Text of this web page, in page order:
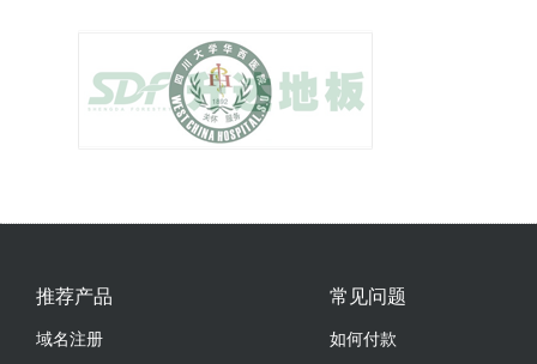
推荐产品
域名注册
常见问题
如何付款